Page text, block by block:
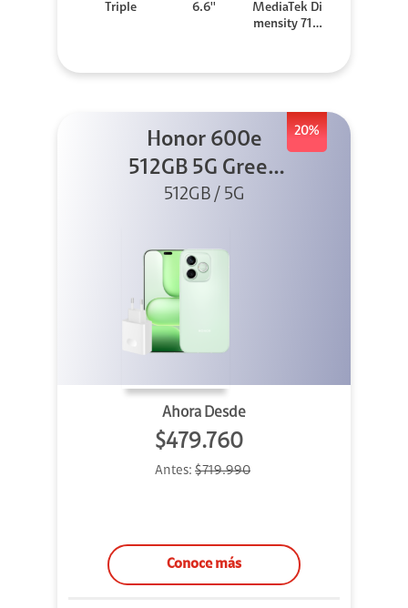
Triple
6.6''
MediaTek Di
mensity 710
20%
Honor 600e
512GB 5G Green
+ 45W
512GB / 5G
Ahora Desde
$479.760
Antes: $719.990
Conoce más